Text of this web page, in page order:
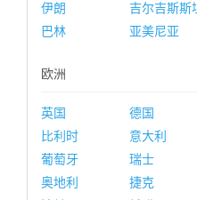
伊朗
吉尔吉斯斯
巴林
亚美尼亚
欧洲
英国 德国
比利时
意大利
葡萄牙
瑞士
奥地利
捷克